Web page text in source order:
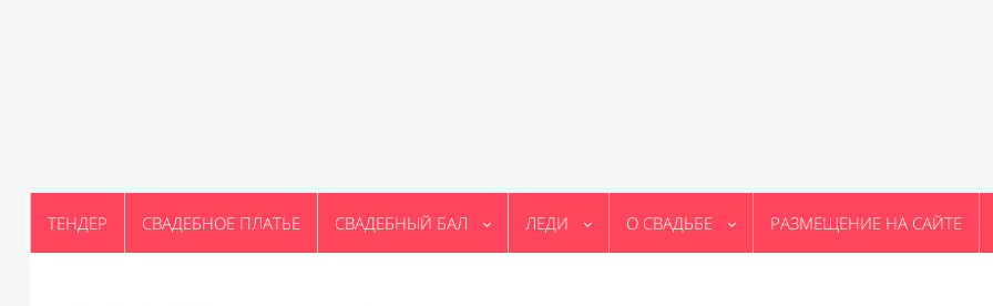
ТЕНДЕР СВАДЕБНОЕ ПЛАТЬЕ СВАДЕБНЫЙ БАЛ ЛЕДИ О СВАДЬБЕ РАЗМЕЩЕНИЕ НА САЙТЕ